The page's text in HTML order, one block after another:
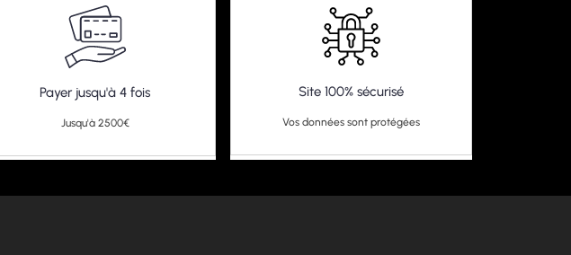
Payer jusqu'à 4 fois
Jusqu'à 2500€
Site 100% sécurisé
Vos données sont protégées